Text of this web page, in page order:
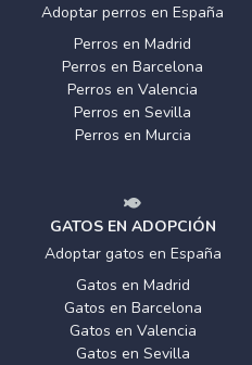
Adoptar perros en España
Perros en Madrid
Perros en Barcelona
Perros en Valencia
Perros en Sevilla
Perros en Murcia
GATOS EN ADOPCIÓN
Adoptar gatos en España
Gatos en Madrid
Gatos en Barcelona
Gatos en Valencia
Gatos en Sevilla